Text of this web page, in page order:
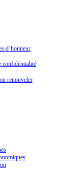
d’honneur
confidentialité
renouveler